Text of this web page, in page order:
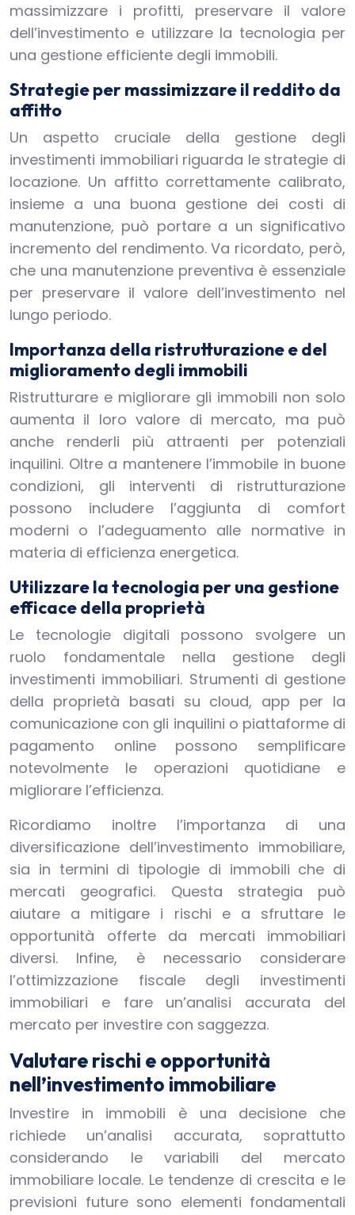
massimizzare i profitti, preservare il valore
dell’investimento e utilizzare la tecnologia per
una gestione efficiente degli immobili.
Strategie per massimizzare il reddito da
affitto
Un aspetto cruciale della gestione degli
investimenti immobiliari riguarda le strategie di
locazione. Un affitto correttamente calibrato,
insieme a una buona gestione dei costi di
manutenzione, può portare a un significativo
incremento del rendimento. Va ricordato, però,
che una manutenzione preventiva è essenziale
per preservare il valore dell’investimento nel
lungo periodo.
Importanza della ristrutturazione e del
miglioramento degli immobili
Ristrutturare e migliorare gli immobili non solo
aumenta il loro valore di mercato, ma può
anche renderli più attraenti per potenziali
inquilini. Oltre a mantenere l’immobile in buone
condizioni, gli interventi di ristrutturazione
possono includere l’aggiunta di comfort
moderni o l’adeguamento alle normative in
materia di efficienza energetica.
Utilizzare la tecnologia per una gestione
efficace della proprietà
Le tecnologie digitali possono svolgere un
ruolo fondamentale nella gestione degli
investimenti immobiliari. Strumenti di gestione
della proprietà basati su cloud, app per la
comunicazione con gli inquilini o piattaforme di
pagamento online possono semplificare
notevolmente le operazioni quotidiane e
migliorare l’efficienza.
Ricordiamo inoltre l’importanza di una
diversificazione dell’investimento immobiliare,
sia in termini di tipologie di immobili che di
mercati geografici. Questa strategia può
aiutare a mitigare i rischi e a sfruttare le
opportunità offerte da mercati immobiliari
diversi. Infine, è necessario considerare
l’ottimizzazione fiscale degli investimenti
immobiliari e fare un’analisi accurata del
mercato per investire con saggezza.
Valutare rischi e opportunità
nell’investimento immobiliare
Investire in immobili è una decisione che
richiede un’analisi accurata, soprattutto
considerando le variabili del mercato
immobiliare locale. Le tendenze di crescita e le
previsioni future sono elementi fondamentali